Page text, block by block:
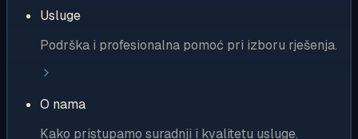
Usluge
Podrška i profesionalna pomoć pri izboru rješenja.
O nama
Kako pristupamo suradnji i kvalitetu usluge.